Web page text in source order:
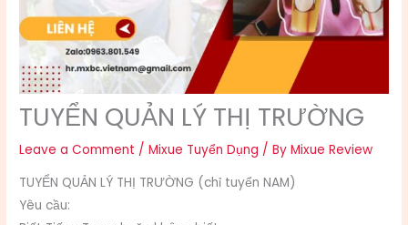
TUYỂN QUẢN LÝ THỊ TRƯỜNG
Leave a Comment /Mixue Tuyển Dụng / ByMixue Review
TUYỂN QUẢN LÝ THỊ TRƯỜNG (chỉ tuyển NAM)
Yêu cầu: